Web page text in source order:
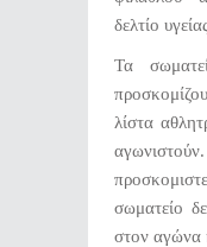
δελτίο
Τα
λίστα
σωματείο
στον αγώνα